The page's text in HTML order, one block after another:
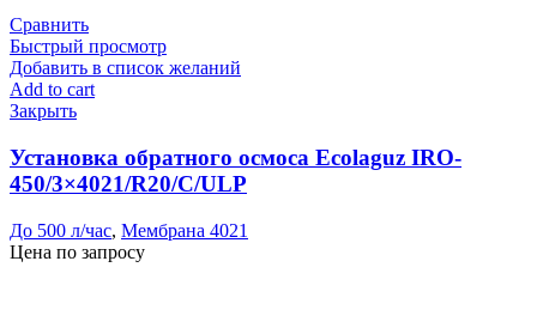
Сравнить
Быстрый просмотр
Добавить в список желаний
Add to cart
Закрыть
Установка обратного осмоса Ecolaguz IRO-
450/3×4021/R20/C/ULP
До 500 л/час, Мембрана 4021
Цена по запросу